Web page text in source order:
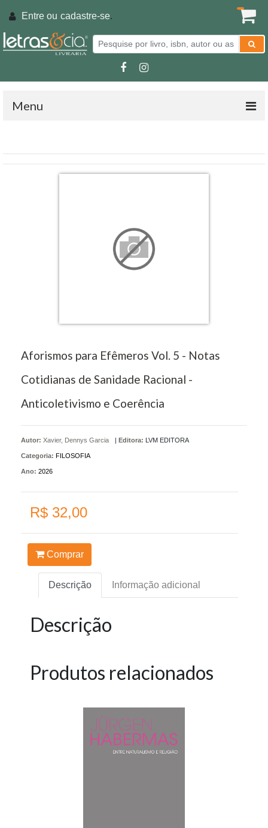
Entre ou cadastre-se.
Menu
Aforismos para Efêmeros Vol. 5 - Notas
Cotidianas de Sanidade Racional -
Anticoletivismo e Coerência
Autor: Xavier, Dennys Garcia | Editora: LVM EDITORA
Categoria: FILOSOFIA
Ano: 2026
R$ 32,00
Comprar
Descrição Informação adicional
Descrição
Produtos relacionados